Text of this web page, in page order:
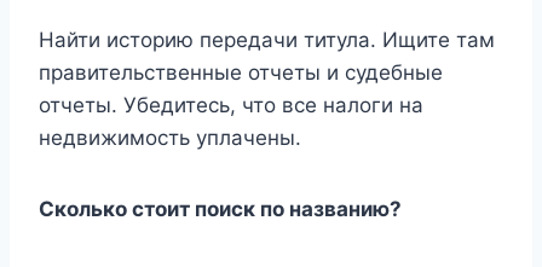
Найти историю передачи титула. Ищите там
правительственные отчеты и судебные
отчеты. Убедитесь, что все налоги на
недвижимость уплачены.
Сколько стоит поиск по названию?